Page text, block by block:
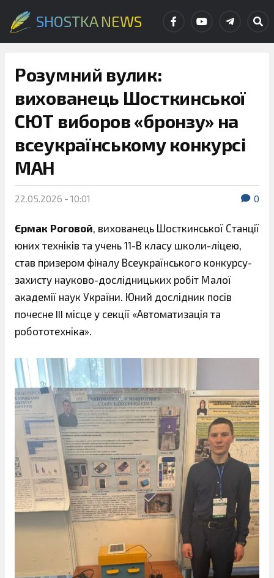
SHOSTKA NEWS
Розумний вулик:
вихованець Шосткинської
СЮТ виборов «бронзу» на
всеукраїнському конкурсі
МАН
22.05.2026 - 10:01 0
Єрмак Роговой, вихованець Шосткинської Станції
юних техніків та учень 11-В класу школи-ліцею,
став призером фіналу Всеукраїнського конкурсу-
захисту науково-дослідницьких робіт Малої
академії наук України. Юний дослідник посів
почесне III місце у секції «Автоматизація та
робототехніка».